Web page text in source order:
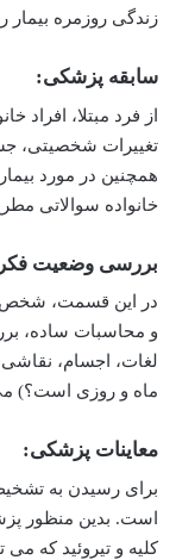
زندگی روزمره بیمار
سابقه پزشکی:
از فرد مبتلا، افراد
تغییرات شخصیتی،
همچنین در مورد
خانواده سوالاتی
بررسی وضعیت
در این قسمت، شخص
و محاسبات ساده،
لغات، اجسام،
ماه و روزی است؟)
معاینات پزشکی:
برای رسیدن به
است. بدین منظور
کلیه و تیروئید که می